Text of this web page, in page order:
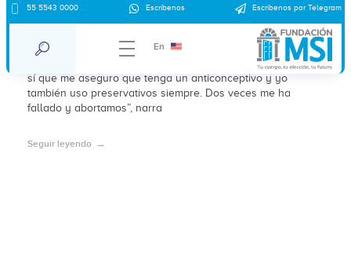
55 5543 0000 Escríbenos Escríbenos por Telegram
En
Cada vez más hombres le dicen no a la
paternidad
sí que me aseguro que tenga un anticonceptivo y yo
también uso preservativos siempre. Dos veces me ha
fallado y abortamos”, narra
Seguir leyendo